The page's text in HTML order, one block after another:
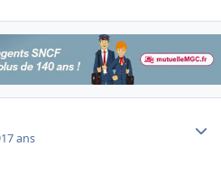
17 ans